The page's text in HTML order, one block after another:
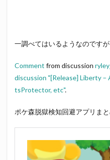
一調べてはいるようなのです
Comment from discussion
discussion "[Release] Liberty
tsProtector, etc".
ポケ森脱獄検知回避アプリまと